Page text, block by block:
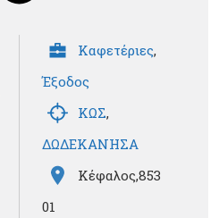
Καφετέριες,
Έξοδος
ΚΩΣ,
ΔΩΔΕΚΑΝΗΣΑ
Κέφαλος,853
01